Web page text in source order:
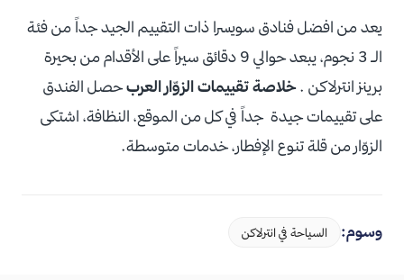
يعد من افضل فنادق سويسرا ذات التقييم الجيد جداً من فئة
الـ 3 نجوم، يبعد حوالي 9 دقائق سيراً على الأقدام من بحيرة
برينز انترلاكن .خلاصة تقييمات الزوّار العربحصل الفندق
على تقييمات جيدة جداً في كل من الموقع، النظافة، اشتكى
الزوّار من قلة تنوع الإفطار، خدمات متوسطة.
وسوم: السياحة في انترلاكن